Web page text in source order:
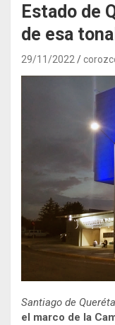
Estado de
de esa
29/11/2022
Santiago de
el marco de la